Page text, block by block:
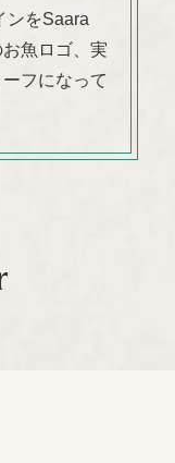
ンをSaara
魚ロゴ、実
フになって